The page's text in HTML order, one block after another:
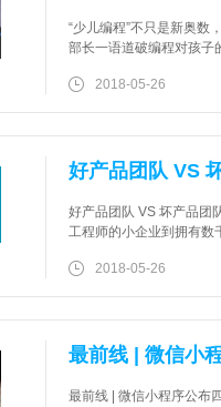
“少儿编程”不只是新奥数
部长一语道破编程对孩子
2018-05-26
好产品团队 VS
好产品团队 VS 坏产品团
工程师的小企业到拥有数
2018-05-26
最前线 | 微信小
最前线 | 微信小程序公布